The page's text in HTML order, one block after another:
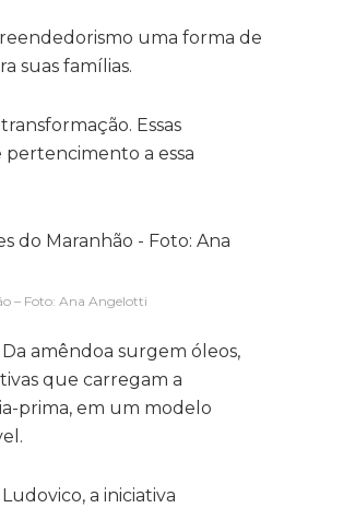
uma forma de
suas famílias.
Essas
a essa
– Foto: Ana Angelotti
amêndoa surgem óleos,
que carregam a
prima, em um modelo
a iniciativa